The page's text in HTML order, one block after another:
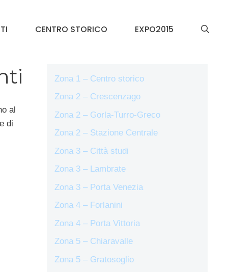
CENTRO STORICO EXPO2015
al
di
Zona 1 – Centro storico
Zona 2 – Crescenzago
Zona 2 – Gorla-Turro-Greco
Zona 2 – Stazione Centrale
Zona 3 – Città studi
Zona 3 – Lambrate
Zona 3 – Porta Venezia
Zona 4 – Forlanini
Zona 4 – Porta Vittoria
Zona 5 – Chiaravalle
Zona 5 – Gratosoglio